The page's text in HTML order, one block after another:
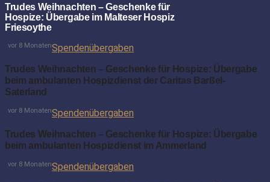
Trudes Weihnachten – Geschenke für
Hospize: Übergabe im Malteser Hospiz
Friesoythe
Spendenübergaben
vor 8 Monaten
Trudes Weihnachten – Geschenke für Hospize: Übergabe
beim ambulanten Hospizdienst der Caritas Barßel-
Saterland
Spendenübergaben
vor 8 Monaten
Trudes Weihnachten – Geschenke für Hospize: Übergabe
beim ambulanten Hospizdienst im Ammerland
Spendenübergaben
vor 8 Monaten